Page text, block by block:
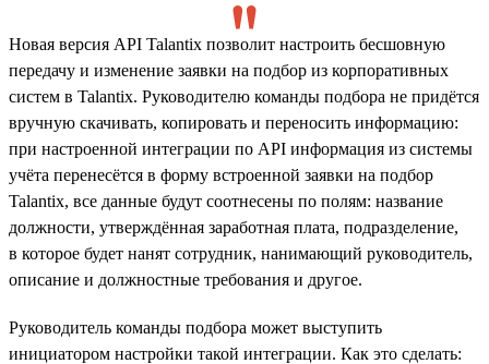
Новая версия API Talantix позволит настроить бесшовную
передачу и изменение заявки на подбор из корпоративных
систем в Talantix. Руководителю команды подбора не придётся
вручную скачивать, копировать и переносить информацию:
при настроенной интеграции по API информация из системы
учёта перенесётся в форму встроенной заявки на подбор
Talantix, все данные будут соотнесены по полям: название
должности, утверждённая заработная плата, подразделение,
в которое будет нанят сотрудник, нанимающий руководитель,
описание и должностные требования и другое.
Руководитель команды подбора может выступить
инициатором настройки такой интеграции. Как это сделать: